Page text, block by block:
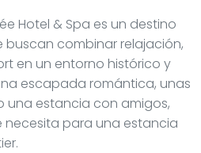
Hotel & Spa es un destino
buscan combinar relajación,
en un entorno histórico y
escapada romántica, unas
una estancia con amigos,
para una estancia